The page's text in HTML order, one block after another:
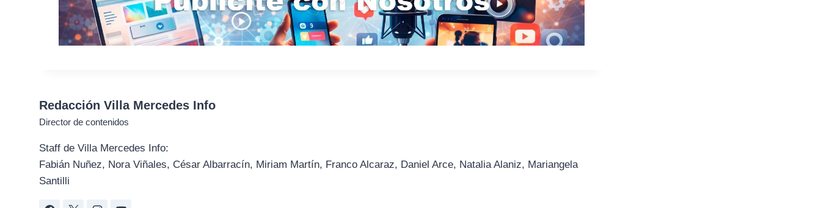
Redacción Villa Mercedes Info
Director de contenidos
Staff de Villa Mercedes Info:
Fabián Nuñez, Nora Viñales, César Albarracín, Miriam Martín, Franco Alcaraz, Daniel Arce, Natalia Alaniz, Mariangela
Santilli